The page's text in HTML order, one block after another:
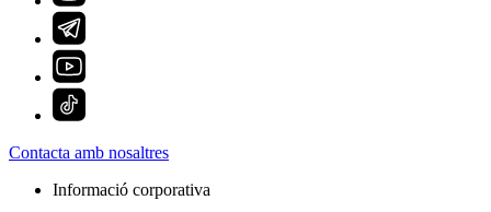
Contacta amb nosaltres
Informació corporativa